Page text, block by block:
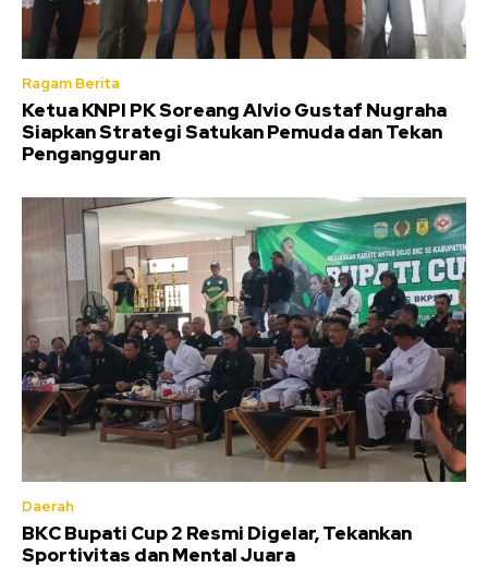
Ragam Berita
Ketua KNPI PK Soreang Alvio Gustaf Nugraha
Siapkan Strategi Satukan Pemuda dan Tekan
Pengangguran
Daerah
BKC Bupati Cup 2 Resmi Digelar, Tekankan
Sportivitas dan Mental Juara